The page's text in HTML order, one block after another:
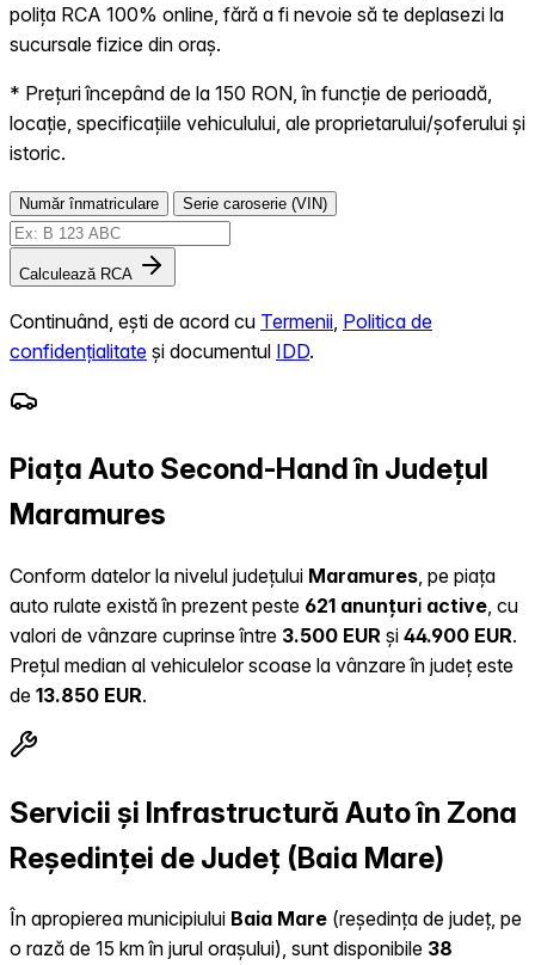
polița RCA 100% online, fără a fi nevoie să te deplasezi la
sucursale fizice din oraș.
* Prețuri începând de la 150 RON, în funcție de perioadă,
locație, specificațiile vehiculului, ale proprietarului/șoferului și
istoric.
Număr înmatriculare Serie caroserie (VIN)
Calculează RCA
Continuând, ești de acord cu Termenii Politica de
confidențialitate și documentul IDD.
Piața Auto Second-Hand în Județul
Maramures
Conform datelor la nivelul județului Maramures , pe piața
auto rulate există în prezent peste 621 anunțuri active , cu
valori de vânzare cuprinse între 3.500 EUR și 44.900 EUR.
Prețul median al vehiculelor scoase la vânzare în județ este
de 13.850 EUR.
Servicii și Infrastructură Auto în Zona
Reședinței de Județ (Baia Mare)
În apropierea municipiului Baia Mare (reședința de județ, pe
o rază de 15 km în jurul orașului), sunt disponibile 38